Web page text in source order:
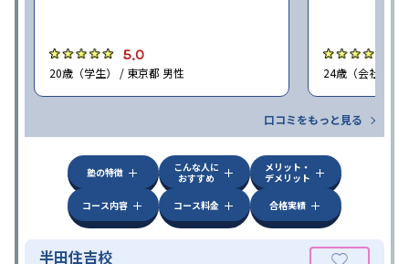
5.0
20歳（学生） / 東京都 男性 24歳（会社員<
口コミをもっと見る
塾の特徴
こんな人に
おすすめ
メリット・
デメリット
コース内容
コース料金 合格実績
半田住吉校